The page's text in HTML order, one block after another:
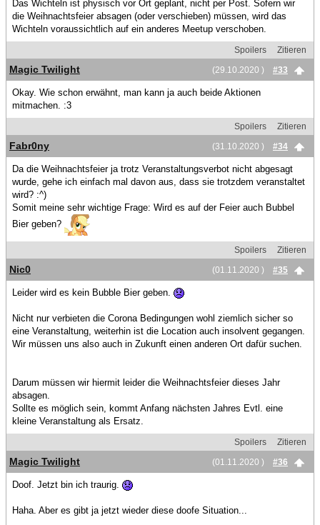
Das Wichteln ist physisch vor Ort geplant, nicht per Post. Sofern wir
die Weihnachtsfeier absagen (oder verschieben) müssen, wird das
Wichteln voraussichtlich auf ein anderes Meetup verschoben.
Spoilers
Zitieren
(29.10.2020 )
#33
Magic Twilight
Okay. Wie schon erwähnt, man kann ja auch beide Aktionen
mitmachen. :3
Spoilers
Zitieren
(31.10.2020 )
#34
Fabr0ny
Da die Weihnachtsfeier ja trotz Veranstaltungsverbot nicht abgesagt
wurde, gehe ich einfach mal davon aus, dass sie trotzdem veranstaltet
wird? :^)
Somit meine sehr wichtige Frage: Wird es auf der Feier auch Bubbel
Bier geben?
Spoilers
Zitieren
(01.11.2020 )
#35
Nic0
Leider wird es kein Bubble Bier geben.
Nicht nur verbieten die Corona Bedingungen wohl ziemlich sicher so
eine Veranstaltung, weiterhin ist die Location auch insolvent gegangen.
Wir müssen uns also auch in Zukunft einen anderen Ort dafür suchen.
Darum müssen wir hiermit leider die Weihnachtsfeier dieses Jahr
absagen.
Sollte es möglich sein, kommt Anfang nächsten Jahres Evtl. eine
kleine Veranstaltung als Ersatz.
Spoilers
Zitieren
(01.11.2020 )
#36
Magic Twilight
Doof. Jetzt bin ich traurig.
Haha. Aber es gibt ja jetzt wieder diese doofe Situation...